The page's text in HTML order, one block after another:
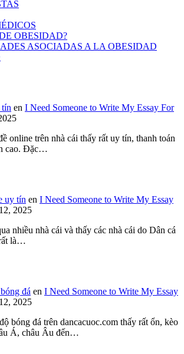
OBESIDAD?
ASOCIADAS A LA OBESIDAD
tín en I Need Someone to Write My Essay For
online trên nhà cái thấy rất uy tín, thanh toán
cao. Đặc…
uy tín en I Need Someone to Write My Essay
2025
nhiều nhà cái và thấy các nhà cái do Dân cá
là…
đá en I Need Someone to Write My Essay
2025
bóng đá trên dancacuoc.com thấy rất ổn, kèo
Á, châu Âu đến…